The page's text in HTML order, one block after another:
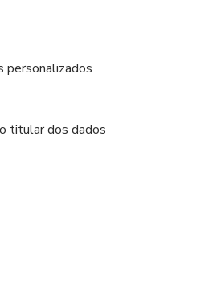
personalizados
titular dos dados